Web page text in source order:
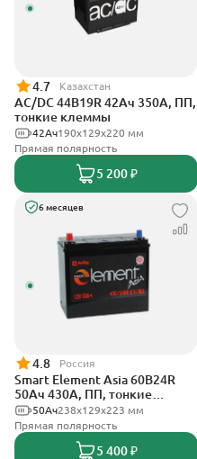
4.7 Казахстан
AC/DC 44B19R 42Ач 350А, ПП,
тонкие клеммы
190x129x220 мм
42Ач
Прямая полярность
5 200 ₽
6 месяцев
4.8 Россия
Smart Element Asia 60B24R
50Ач 430А, ПП, тонкие
клеммы238х129х223 мм
50Ач
Прямая полярность
5 400 ₽